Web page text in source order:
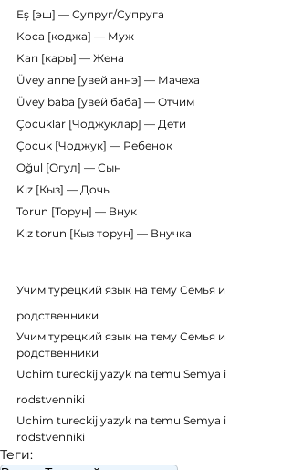
Eş [эш] — Супруг/Супруга
Koca [коджа] — Муж
Karı [кары] — Жена
Üvey anne [увей аннэ] — Мачеха
Üvey baba [увей баба] — Отчим
Çocuklar [Чоджуклар] — Дети
Çocuk [Чоджук] — Ребенок
Oğul [Огул] — Сын
Kız [Кыз] — Дочь
Torun [Торун] — Внук
Kız torun [Кыз торун] — Внучка
Учим турецкий язык на тему Семья и
родственники
Учим турецкий язык на тему Семья и
родственники
Uchim tureckij yazyk na temu Semya i
rodstvenniki
Uchim tureckij yazyk na temu Semya i
rodstvenniki
Теги: